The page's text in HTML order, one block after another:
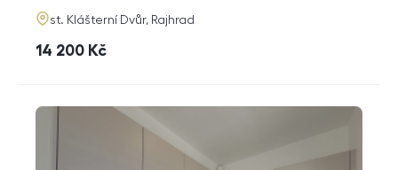
adresa
st. Klášterní Dvůr, Rajhrad
cena
14 200 Kč